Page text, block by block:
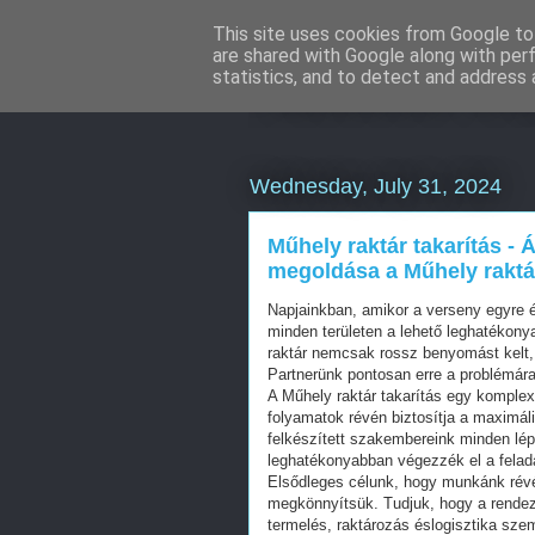
Facebook
Wednesday, July 31, 2024
Műhely raktár takarítás -
megoldása a Műhely
Napjainkban, amikor a verseny
minden területen a lehető
raktár nemcsak rossz benyomást
Partnerünk pontosan erre a
A Műhely raktár takarítás egy
folyamatok révén biztosítja a
felkészített szakembereink minden
leghatékonyabban végezzék el a
Elsődleges célunk, hogy munkánk
megkönnyítsük. Tudjuk, hogy a
termelés, raktározás éslogisztika
This site uses cookies from Google
are shared with Google along with
statistics, and to detect and address